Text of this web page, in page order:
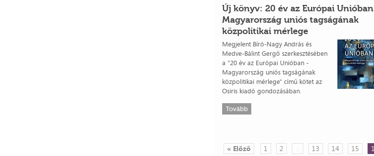
Új könyv: 20 év az Európai
Magyarország uniós tagságának
közpolitikai mérlege
Megjelent Bíró-Nagy András és
Medve-Bálint Gergő szerkesztésében
a "20 év az Európai Unióban -
Magyarország uniós tagságának
közpolitikai mérlege" című kötet az
Osiris kiadó gondozásában.
Tovább
« Előző 1 2 ... 13 14 15